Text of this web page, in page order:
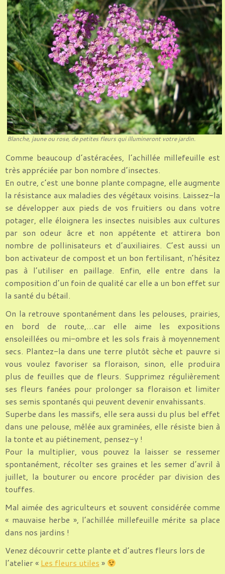
Blanche, jaune ou rose, de petites fleurs qui illumineront votre jardin.
Comme beaucoup d’astéracées, l’achillée millefeuille est
très appréciée par bon nombre d’insectes.
En outre, c’est une bonne plante compagne, elle augmente
la résistance aux maladies des végétaux voisins. Laissez-la
se développer aux pieds de vos fruitiers ou dans votre
potager, elle éloignera les insectes nuisibles aux cultures
par son odeur âcre et non appétente et attirera bon
nombre de pollinisateurs et d’auxiliaires. C’est aussi un
bon activateur de compost et un bon fertilisant, n’hésitez
pas à l’utiliser en paillage. Enfin, elle entre dans la
composition d’un foin de qualité car elle a un bon effet sur
la santé du bétail.
On la retrouve spontanément dans les pelouses, prairies,
en bord de route,…car elle aime les expositions
ensoleillées ou mi-ombre et les sols frais à moyennement
secs. Plantez-la dans une terre plutôt sèche et pauvre si
vous voulez favoriser sa floraison, sinon, elle produira
plus de feuilles que de fleurs. Supprimez régulièrement
ses fleurs fanées pour prolonger sa floraison et limiter
ses semis spontanés qui peuvent devenir envahissants.
Superbe dans les massifs, elle sera aussi du plus bel effet
dans une pelouse, mêlée aux graminées, elle résiste bien à
la tonte et au piétinement, pensez-y !
Pour la multiplier, vous pouvez la laisser se ressemer
spontanément, récolter ses graines et les semer d’avril à
juillet, la bouturer ou encore procéder par division des
touffes.
Mal aimée des agriculteurs et souvent considérée comme
« mauvaise herbe », l’achillée millefeuille mérite sa place
dans nos jardins !
Venez découvrir cette plante et d’autres fleurs lors de
l’atelier « Les fleurs utiles »